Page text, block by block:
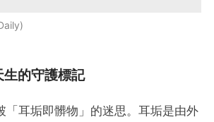
的守護標記
「耳垢即髒物」的迷思。耳垢是由外